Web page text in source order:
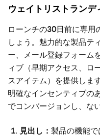
ウェイトリストラン
ローンチの30日前に専用
しょう。魅力的な製品テ
ー、メール登録フォーム
ィブ（早期アクセス、ロ
スアイテム）を提供しま
明確なインセンティブの
でコンバージョンし、な
見出し： 製品の機能